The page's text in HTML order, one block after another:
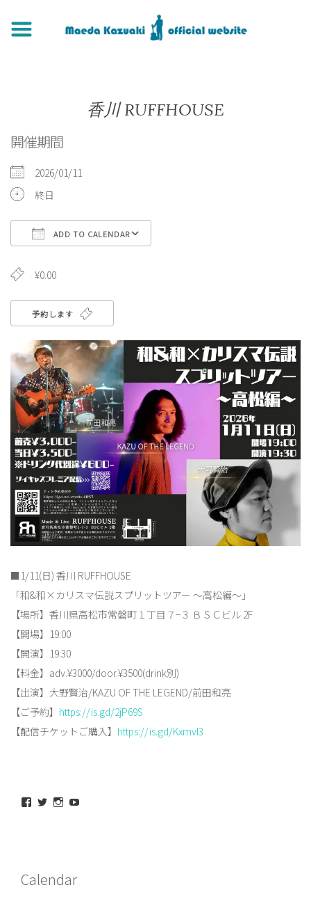
香川 RUFFHOUSE
開催期間
2026/01/11
終日
ADD TO CALENDAR
¥0.00
予約します
■1/11(日) 香川 RUFFHOUSE
「和&和×カリスマ伝説スプリットツアー ～高松編～」
【場所】香川県高松市常磐町１丁目７−３ ＢＳＣビル 2F
【開場】19:00
【開演】19:30
【料金】adv.¥3000/door.¥3500(drink別)
【出演】大野賢治/KAZU OF THE LEGEND/前田和亮
【ご予約】 https://is.gd/2jP69S
【配信チケットご購入】 https://is.gd/KxmvI3
maeda_kazuaki@me.com
ィ
ー
maedakazuaki
さ
ィ
ー
maede_kazuaki
ィ
ー
Calendar